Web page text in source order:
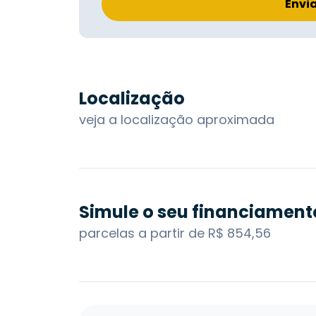
Localização
veja a localização aproximada
Simule o seu
parcelas a partir de R$ 854,56